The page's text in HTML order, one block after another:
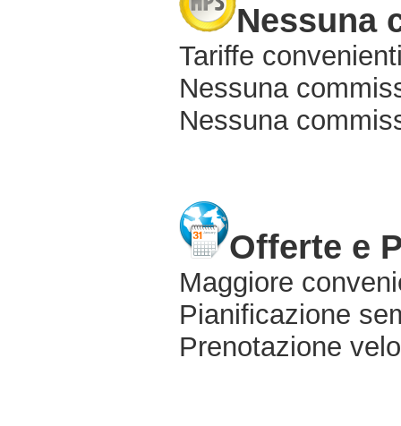
Nessuna
Tariffe
Nessuna
Nessuna
Offerte e
Maggiore
Pianificazione
Prenotazione